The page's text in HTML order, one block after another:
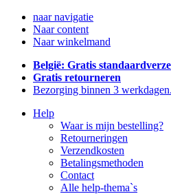
naar navigatie
Naar content
Naar winkelmand
België: Gratis
Gratis retourneren
Bezorging binnen 3 werkdagen.
Help
Waar is mijn bestelling?
Retourneringen
Verzendkosten
Betalingsmethoden
Contact
Alle help-thema`s